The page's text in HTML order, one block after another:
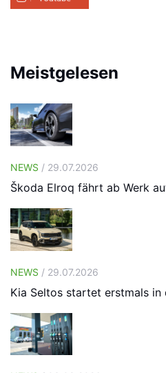
Meistgelesen
NEWS / 29.07.2026
Škoda Elroq fährt ab Werk
NEWS / 29.07.2026
Kia Seltos startet erstmals in